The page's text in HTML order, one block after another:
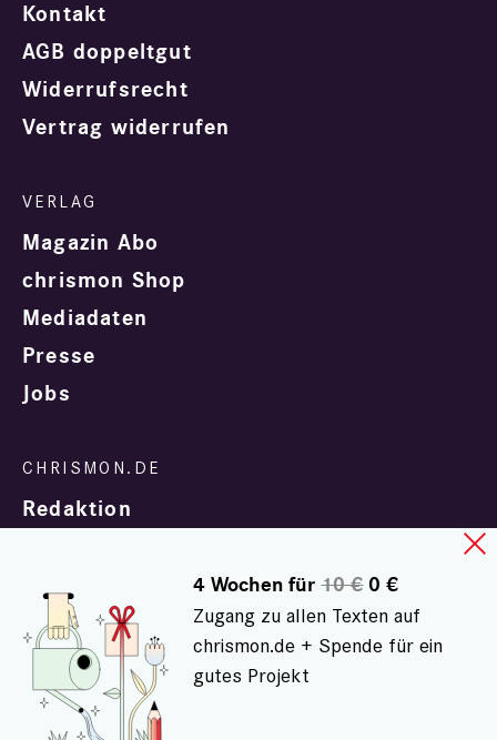
Kontakt
AGB doppeltgut
Widerrufsrecht
Vertrag widerrufen
Magazin Abo
chrismon Shop
Mediadaten
Presse
Jobs
Redaktion
In Zusammenarbeit mit
4 Wochen für10 €0 €
Zugang zu allen Texten auf
chrismon.de + Spende für ein
gutes Projekt